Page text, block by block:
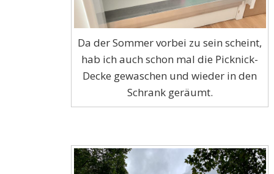
Da der Sommer vorbei zu sein scheint,
hab ich auch schon mal die Picknick-
Decke gewaschen und wieder in den
Schrank geräumt.